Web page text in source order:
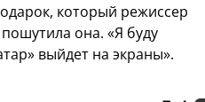
который режиссер
она. «Я буду
выйдет на экраны».